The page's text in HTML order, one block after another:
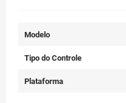
Modelo
Tipo do Controle
Plataforma